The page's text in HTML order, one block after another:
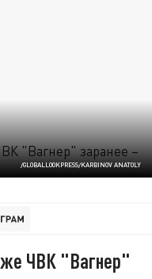
/GLOBALLOOKPRESS/KARBINOV ANATOLY
ЧВК "Вагнер"